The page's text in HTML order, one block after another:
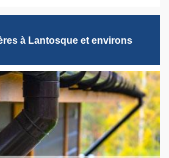
à Lantosque et environs